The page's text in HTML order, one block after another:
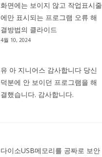
화면에는 보이지 않고 작업표시줄
에만 표시되는 프로그램 오류 해
결방법의 클라이드
4월 10, 2024
유 아 지니어스 감사합니다 당신
덕분에 안 보이던 프로그램을 해
결했습니다. 감사합니다.
다이소USB메모리를 공짜로 보안